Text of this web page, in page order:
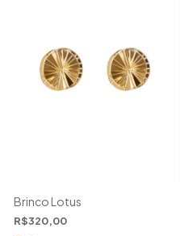
Brinco Lotus
R$320,00